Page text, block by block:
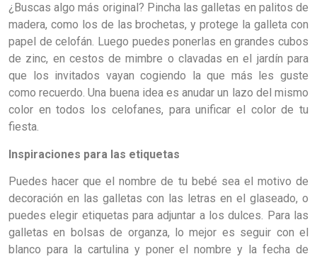
¿Buscas algo más original? Pincha las galletas en palitos de
madera, como los de las brochetas, y protege la galleta con
papel de celofán. Luego puedes ponerlas en grandes cubos
de zinc, en cestos de mimbre o clavadas en el jardín para
que los invitados vayan cogiendo la que más les guste
como recuerdo. Una buena idea es anudar un lazo del mismo
color en todos los celofanes, para unificar el color de tu
fiesta.
Inspiraciones para las etiquetas
Puedes hacer que el nombre de tu bebé sea el motivo de
decoración en las galletas con las letras en el glaseado, o
puedes elegir etiquetas para adjuntar a los dulces. Para las
galletas en bolsas de organza, lo mejor es seguir con el
blanco para la cartulina y poner el nombre y la fecha de